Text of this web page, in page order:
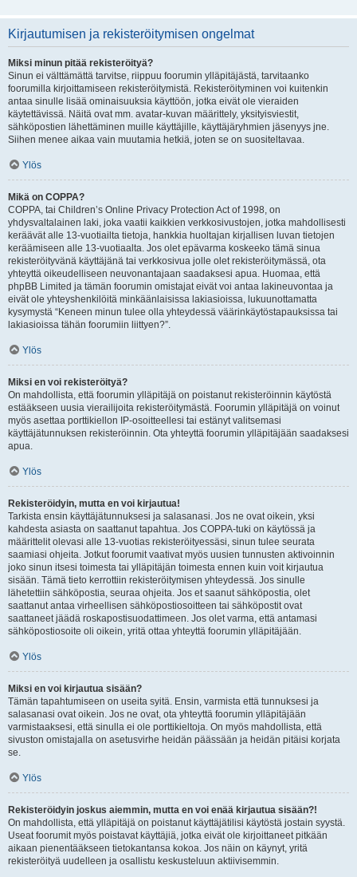
Kirjautumisen ja rekisteröitymisen ongelmat
Miksi minun pitää rekisteröityä?
Sinun ei välttämättä tarvitse, riippuu foorumin ylläpitäjästä, tarvitaanko
foorumilla kirjoittamiseen rekisteröitymistä. Rekisteröityminen voi kuitenkin
antaa sinulle lisää ominaisuuksia käyttöön, jotka eivät ole vieraiden
käytettävissä. Näitä ovat mm. avatar-kuvan määrittely, yksityisviestit,
sähköpostien lähettäminen muille käyttäjille, käyttäjäryhmien jäsenyys jne.
Siihen menee aikaa vain muutamia hetkiä, joten se on suositeltavaa.
Ylös
Mikä on COPPA?
COPPA, tai Children’s Online Privacy Protection Act of 1998, on
yhdysvaltalainen laki, joka vaatii kaikkien verkkosivustojen, jotka mahdollisesti
keräävät alle 13-vuotiailta tietoja, hankkia huoltajan kirjallisen luvan tietojen
keräämiseen alle 13-vuotiaalta. Jos olet epävarma koskeeko tämä sinua
rekisteröityvänä käyttäjänä tai verkkosivua jolle olet rekisteröitymässä, ota
yhteyttä oikeudelliseen neuvonantajaan saadaksesi apua. Huomaa, että
phpBB Limited ja tämän foorumin omistajat eivät voi antaa lakineuvontaa ja
eivät ole yhteyshenkilöitä minkäänlaisissa lakiasioissa, lukuunottamatta
kysymystä “Keneen minun tulee olla yhteydessä väärinkäytöstapauksissa tai
lakiasioissa tähän foorumiin liittyen?”.
Ylös
Miksi en voi rekisteröityä?
On mahdollista, että foorumin ylläpitäjä on poistanut rekisteröinnin käytöstä
estääkseen uusia vierailijoita rekisteröitymästä. Foorumin ylläpitäjä on voinut
myös asettaa porttikiellon IP-osoitteellesi tai estänyt valitsemasi
käyttäjätunnuksen rekisteröinnin. Ota yhteyttä foorumin ylläpitäjään saadaksesi
apua.
Ylös
Rekisteröidyin, mutta en voi kirjautua!
Tarkista ensin käyttäjätunnuksesi ja salasanasi. Jos ne ovat oikein, yksi
kahdesta asiasta on saattanut tapahtua. Jos COPPA-tuki on käytössä ja
määrittelit olevasi alle 13-vuotias rekisteröityessäsi, sinun tulee seurata
saamiasi ohjeita. Jotkut foorumit vaativat myös uusien tunnusten aktivoinnin
joko sinun itsesi toimesta tai ylläpitäjän toimesta ennen kuin voit kirjautua
sisään. Tämä tieto kerrottiin rekisteröitymisen yhteydessä. Jos sinulle
lähetettiin sähköpostia, seuraa ohjeita. Jos et saanut sähköpostia, olet
saattanut antaa virheellisen sähköpostiosoitteen tai sähköpostit ovat
saattaneet jäädä roskapostisuodattimeen. Jos olet varma, että antamasi
sähköpostiosoite oli oikein, yritä ottaa yhteyttä foorumin ylläpitäjään.
Ylös
Miksi en voi kirjautua sisään?
Tämän tapahtumiseen on useita syitä. Ensin, varmista että tunnuksesi ja
salasanasi ovat oikein. Jos ne ovat, ota yhteyttä foorumin ylläpitäjään
varmistaaksesi, että sinulla ei ole porttikieltoja. On myös mahdollista, että
sivuston omistajalla on asetusvirhe heidän päässään ja heidän pitäisi korjata
se.
Ylös
Rekisteröidyin joskus aiemmin, mutta en voi enää kirjautua sisään?!
On mahdollista, että ylläpitäjä on poistanut käyttäjätilisi käytöstä jostain syystä.
Useat foorumit myös poistavat käyttäjiä, jotka eivät ole kirjoittaneet pitkään
aikaan pienentääkseen tietokantansa kokoa. Jos näin on käynyt, yritä
rekisteröityä uudelleen ja osallistu keskusteluun aktiivisemmin.